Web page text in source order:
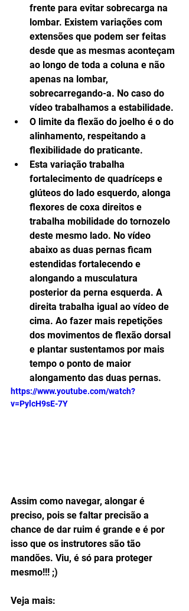
frente para evitar sobrecarga na
lombar. Existem variações com
extensões que podem ser feitas
desde que as mesmas aconteçam
ao longo de toda a coluna e não
apenas na lombar,
sobrecarregando-a. No caso do
vídeo trabalhamos a estabilidade.
O limite da flexão do joelho é o do
alinhamento, respeitando a
flexibilidade do praticante.
Esta variação trabalha
fortalecimento de quadríceps e
glúteos do lado esquerdo, alonga
flexores de coxa direitos e
trabalha mobilidade do tornozelo
deste mesmo lado. No vídeo
abaixo as duas pernas ficam
estendidas fortalecendo e
alongando a musculatura
posterior da perna esquerda. A
direita trabalha igual ao vídeo de
cima. Ao fazer mais repetições
dos movimentos de flexão dorsal
e plantar sustentamos por mais
tempo o ponto de maior
alongamento das duas pernas.
https://www.youtube.com/watch?
v=PylcH9sE-7Y
Assim como navegar, alongar é
preciso, pois se faltar precisão a
chance de dar ruim é grande e é por
isso que os instrutores são tão
mandões. Viu, é só para proteger
mesmo!!! ;)
Veja mais: